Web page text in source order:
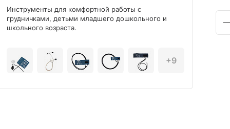
Инструменты для комфортной работы с
грудничками, детьми младшего дошкольного и
школьного возраста.
+9